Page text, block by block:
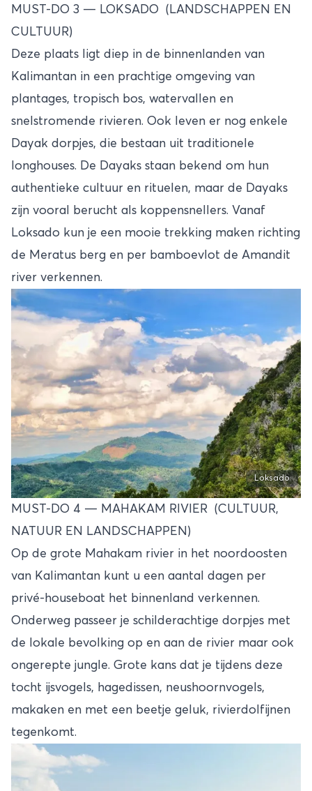
MUST-DO 3 — LOKSADO (LANDSCHAPPEN EN
CULTUUR)
Deze plaats ligt diep in de binnenlanden van
Kalimantan in een prachtige omgeving van
plantages, tropisch bos, watervallen en
snelstromende rivieren. Ook leven er nog enkele
Dayak dorpjes, die bestaan uit traditionele
longhouses. De Dayaks staan bekend om hun
authentieke cultuur en rituelen, maar de Dayaks
zijn vooral berucht als koppensnellers. Vanaf
Loksado kun je een mooie trekking maken richting
de Meratus berg en per bamboevlot de Amandit
river verkennen.
Loksado
MUST-DO 4 — MAHAKAM RIVIER (CULTUUR,
NATUUR EN LANDSCHAPPEN)
Op de grote Mahakam rivier in het noordoosten
van Kalimantan kunt u een aantal dagen per
privé-houseboat het binnenland verkennen.
Onderweg passeer je schilderachtige dorpjes met
de lokale bevolking op en aan de rivier maar ook
ongerepte jungle. Grote kans dat je tijdens deze
tocht ijsvogels, hagedissen, neushoornvogels,
makaken en met een beetje geluk, rivierdolfijnen
tegenkomt.